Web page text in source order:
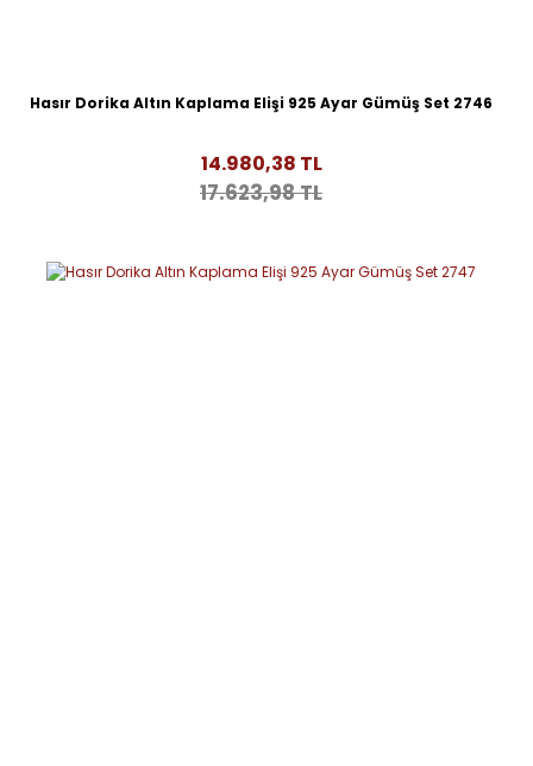
Hasır Dorika Altın Kaplama Elişi 925 Ayar Gümüş Set 2746
14.980,38 TL
17.623,98 TL